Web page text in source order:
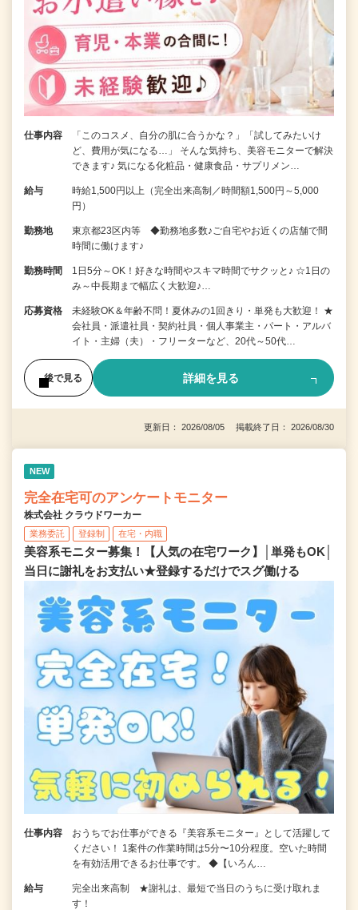
仕事内容
「このコスメ、自分の肌に合うかな？」「試してみたいけ
ど、費用が気になる…」 そんな気持ち、美容モニターで解決
できます♪ 気になる化粧品・健康食品・サプリメン…
給与
時給1,500円以上（完全出来高制／時間額1,500円～5,000
円）
勤務地
東京都23区内等 ◆勤務地多数♪ご自宅やお近くの店舗で間
時間に働けます♪
勤務時間
1日5分～OK！好きな時間やスキマ時間でサクッと♪ ☆1日の
み～中長期まで幅広く大歓迎♪…
応募資格
未経験OK＆年齢不問！夏休みの1回きり・単発も大歓迎！ ★
会社員・派遣社員・契約社員・個人事業主・パート・アルバ
イト・主婦（夫）・フリーターなど、20代～50代…
後で見る 詳細を見る
更新日： 2026/08/05 掲載終了日： 2026/08/30
NEW
完全在宅可のアンケートモニター
株式会社 クラウドワーカー
業務委託 登録制 在宅・内職
美容系モニター募集！【人気の在宅ワーク】│単発もOK│
当日に謝礼をお支払い★登録するだけでスグ働ける
仕事内容
おうちでお仕事ができる『美容系モニター』として活躍して
ください！ 1案件の作業時間は5分〜10分程度。空いた時間
を有効活用できるお仕事です。 ◆【いろん…
給与
完全出来高制 ★謝礼は、最短で当日のうちに受け取れま
す！